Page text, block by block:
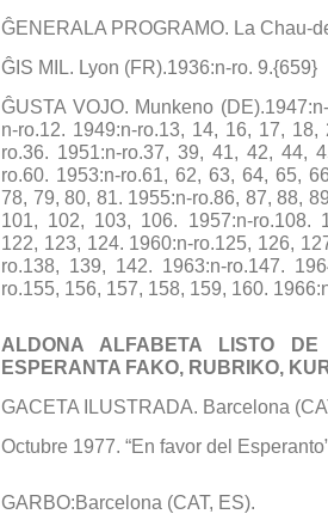
ĜENERALA PROGRAMO. La Chau-
ĜIS MIL. Lyon (FR).1936:n-ro. 9.{659}
ĜUSTA VOJO. Munkeno
n-ro.12. 1949:n-ro.13, 14, 16, 17,
ro.36. 1951:n-ro.37, 39, 41, 42, 44,
ro.60. 1953:n-ro.61, 62, 63, 64, 65,
78, 79, 80, 81. 1955:n-ro.86, 87, 88,
101, 102, 103, 106. 1957:n-ro.108.
122, 123, 124. 1960:n-ro.125, 126,
ro.138, 139, 142. 1963:n-ro.147.
ro.155, 156, 157, 158, 159, 160.
ALDONA ALFABETA LISTO
ESPERANTA FAKO, RUBRIKO,
GACETA ILUSTRADA. Barcelona
Octubre 1977. “En favor del
GARBO:Barcelona (CAT, ES).